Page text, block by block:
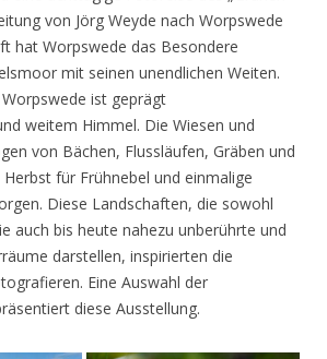
von Jörg Weyde nach Worpswede
hat Worpswede das Besondere
mit seinen unendlichen Weiten.
ist geprägt
weitem Himmel. Die Wiesen und
von Bächen, Flussläufen, Gräben und
für Frühnebel und einmalige
Diese Landschaften, die sowohl
auch bis heute nahezu unberührte und
darstellen, inspirierten die
Eine Auswahl der
diese Ausstellung.